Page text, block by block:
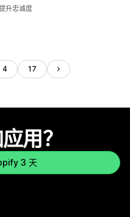
升忠诚度
4 17
用？
3 天